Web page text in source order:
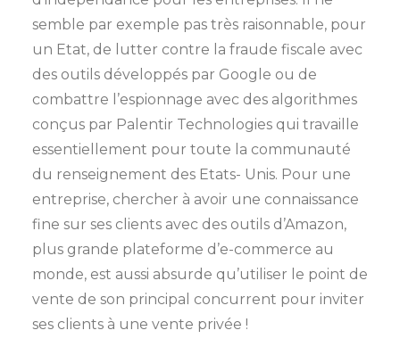
semble par exemple pas très raisonnable, pour
un Etat, de lutter contre la fraude fiscale avec
des outils développés par Google ou de
combattre l’espionnage avec des algorithmes
conçus par Palentir Technologies qui travaille
essentiellement pour toute la communauté
du renseignement des Etats- Unis. Pour une
entreprise, chercher à avoir une connaissance
fine sur ses clients avec des outils d’Amazon,
plus grande plateforme d’e-commerce au
monde, est aussi absurde qu’utiliser le point de
vente de son principal concurrent pour inviter
ses clients à une vente privée !